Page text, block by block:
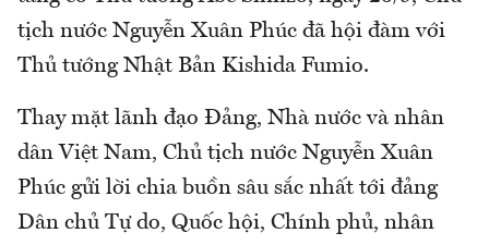
tịch nước Nguyễn Xuân Phúc đã hội đàm với
Thủ tướng Nhật Bản Kishida Fumio.
Thay mặt lãnh đạo Đảng, Nhà nước và nhân
dân Việt Nam, Chủ tịch nước Nguyễn Xuân
Phúc gửi lời chia buồn sâu sắc nhất tới đảng
Dân chủ Tự do, Quốc hội, Chính phủ, nhân